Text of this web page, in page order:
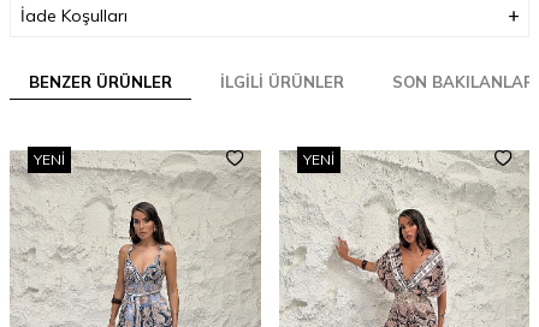
İade Koşulları
BENZER ÜRÜNLER İLGILI ÜRÜNLER SON BAKILANLAR
YENI YENI